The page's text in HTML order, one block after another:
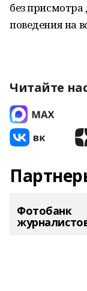
без присмотра
поведения на
Читайте
Фотобанк